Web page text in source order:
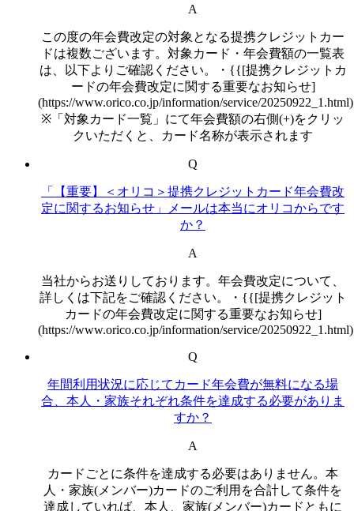
A
この度の年会費改定の対象となる提携クレジットカー
ドは複数ございます。対象カード・年会費額の一覧表
は、以下よりご確認ください。・{{[提携クレジットカ
ードの年会費改定に関する重要なお知らせ]
(https://www.orico.co.jp/information/service/
※「対象カード一覧」にて年会費額の右側(+)をクリッ
クいただくと、カード名称が表示されます
Q
「【重要】＜オリコ＞提携クレジットカード年会費改
定に関するお知らせ」メールは本当にオリコからです
か？
A
当社からお送りしております。年会費改定について、
詳しくは下記をご確認ください。・{{[提携クレジット
カードの年会費改定に関する重要なお知らせ]
(https://www.orico.co.jp/information/service/
Q
年間利用状況に応じてカード年会費が無料になる場
合、本人・家族それぞれ条件を達成する必要がありま
すか？
A
カードごとに条件を達成する必要はありません。本
人・家族(メンバー)カードのご利用を合計して条件を
達成していれば、本人、家族(メンバー)カードともに